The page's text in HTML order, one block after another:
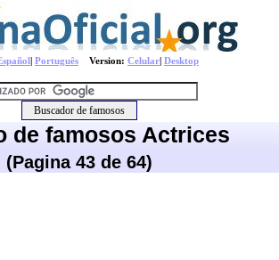
| Português Version: Celular| Desktop
de famosos Actrices
(Pagina 43 de 64)